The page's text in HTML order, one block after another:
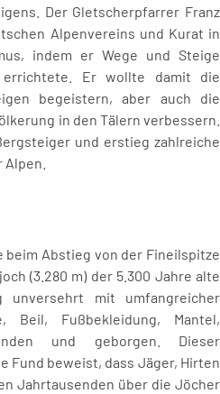
Der Gletscherpfarrer Franz
Alpenvereins und Kurat in
indem er Wege und Steige
Er wollte damit die
begeistern, aber auch die
in den Tälern verbessern.
und erstieg zahlreiche
beim Abstieg von der Fineilspitze
(3.280 m) der 5.300 Jahre alte
unversehrt mit umfangreicher
Beil, Fußbekleidung, Mantel,
und geborgen. Dieser
Fund beweist, dass Jäger, Hirten
Jahrtausenden über die Jöcher